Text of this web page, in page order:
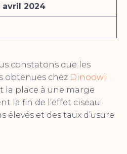
avril 2024
constatons que les
obtenues chez Dinoowi
la place à une marge
la fin de l’effet ciseau
élevés et des taux d’usure